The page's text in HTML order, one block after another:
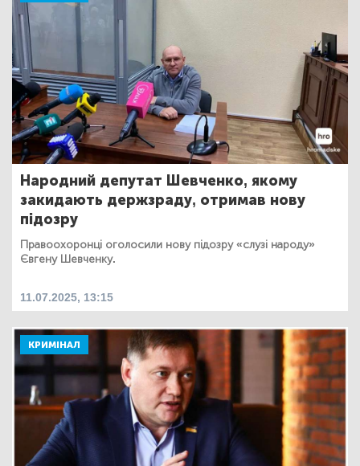
Народний депутат Шевченко, якому
закидають держзраду, отримав нову
підозру
Правоохоронці оголосили нову підозру «слузі народу»
Євгену Шевченку.
11.07.2025, 13:15
КРИМІНАЛ